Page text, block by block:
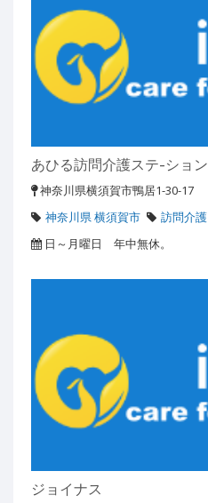
あひる訪問介護ステ-ション
神奈川県横須賀市鴨居1-30-17
神奈川県 横須賀市
訪問介護
日～月曜日 年中無休。
ジョイナス